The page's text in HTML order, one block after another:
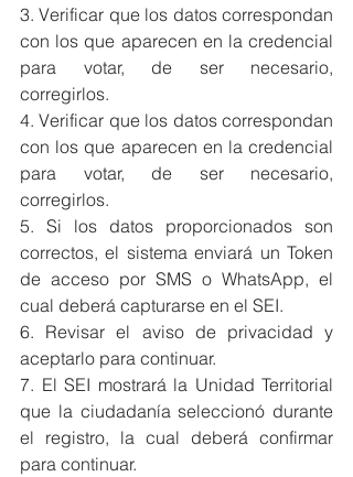
3. Verificar que los datos correspondan
con los que aparecen en la credencial
para votar, de ser necesario,
corregirlos.
4. Verificar que los datos correspondan
con los que aparecen en la credencial
para votar, de ser necesario,
corregirlos.
5. Si los datos proporcionados son
correctos, el sistema enviará un Token
de acceso por SMS o WhatsApp, el
cual deberá capturarse en el SEI.
6. Revisar el aviso de privacidad y
aceptarlo para continuar.
7. El SEI mostrará la Unidad Territorial
que la ciudadanía seleccionó durante
el registro, la cual deberá confirmar
para continuar.